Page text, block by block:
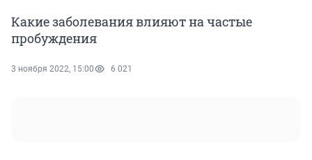
Какие заболевания влияют на частые
пробуждения
3 ноября 2022, 15:00 6 021